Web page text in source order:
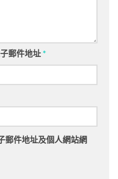
郵件地址*
郵件地址及個人網站網